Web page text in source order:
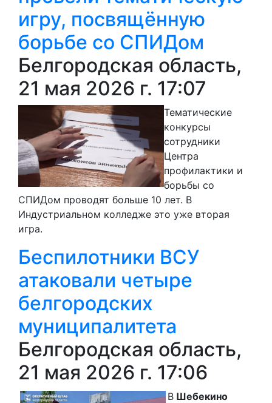
игру, посвящённую
борьбе со СПИДом
Белгородская область,
21 мая 2026 г. 17:07
Тематические
конкурсы
сотрудники
Центра
профилактики и
борьбы со
СПИДом проводят больше 10 лет. В
Индустриальном колледже это уже вторая
игра.
Беспилотники ВСУ
атаковали четыре
белгородских
муниципалитета
Белгородская область,
21 мая 2026 г. 17:06
В Шебекино